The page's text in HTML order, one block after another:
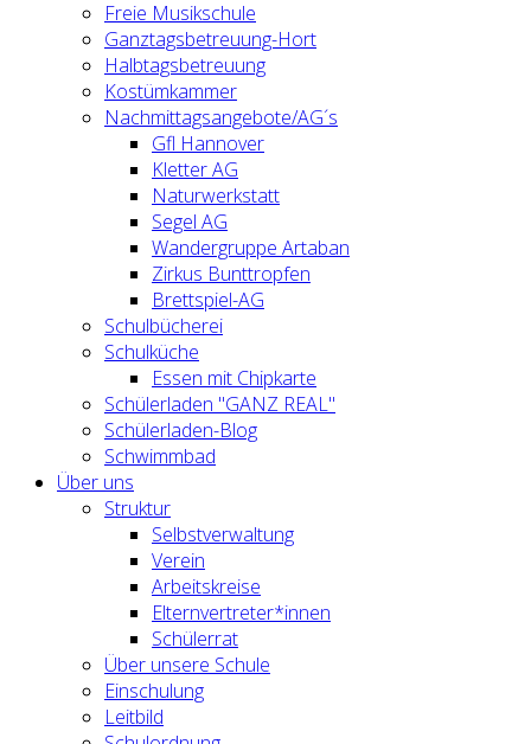
Freie Musikschule
Ganztagsbetreuung-Hort
Halbtagsbetreuung
Kostümkammer
Nachmittagsangebote/AG´s
Gfl Hannover
Kletter AG
Naturwerkstatt
Segel AG
Wandergruppe Artaban
Zirkus Bunttropfen
Brettspiel-AG
Schulbücherei
Schulküche
Essen mit Chipkarte
Schülerladen "GANZ REAL"
Schülerladen-Blog
Schwimmbad
Über uns
Struktur
Selbstverwaltung
Verein
Arbeitskreise
Elternvertreter*innen
Schülerrat
Über unsere Schule
Einschulung
Leitbild